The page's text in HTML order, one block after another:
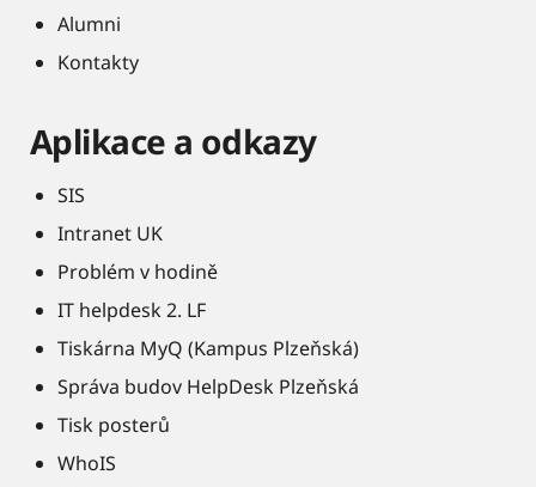
Alumni
Kontakty
Aplikace a odkazy
SIS
Intranet UK
Problém v hodině
IT helpdesk 2. LF
Tiskárna MyQ (Kampus Plzeňská)
Správa budov HelpDesk Plzeňská
Tisk posterů
WhoIS